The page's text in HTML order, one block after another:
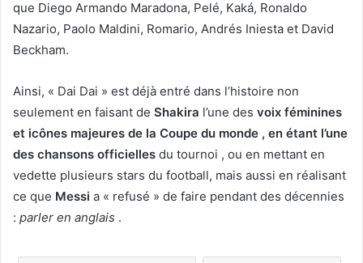
que Diego Armando Maradona, Pelé, Kaká, Ronaldo
Nazario, Paolo Maldini, Romario, Andrés Iniesta et David
Beckham.
Ainsi, « Dai Dai » est déjà entré dans l’histoire non
seulement en faisant de Shakira l’une des voix féminines
et icônes majeures de la Coupe du monde , en étant l’une
des chansons officielles du tournoi , ou en mettant en
vedette plusieurs stars du football, mais aussi en réalisant
ce que Messi a « refusé » de faire pendant des décennies
: parler en anglais .